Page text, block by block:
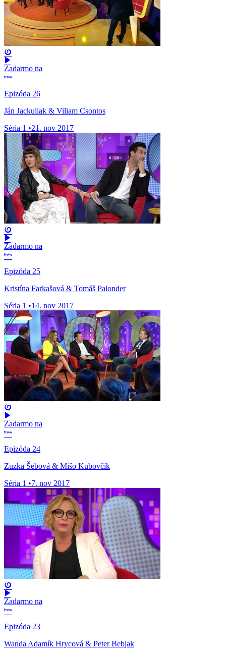
Zadarmo na
Epizóda 26
Ján Jackuliak & Viliam Csontos
Séria 1 •21. nov 2017
Zadarmo na
Epizóda 25
Kristína Farkašová & Tomáš Palonder
Séria 1 •14. nov 2017
Zadarmo na
Epizóda 24
Zuzka Šebová & Mišo Kubovčík
Séria 1 •7. nov 2017
Zadarmo na
Epizóda 23
Wanda Adamík Hrycová & Peter Bebjak